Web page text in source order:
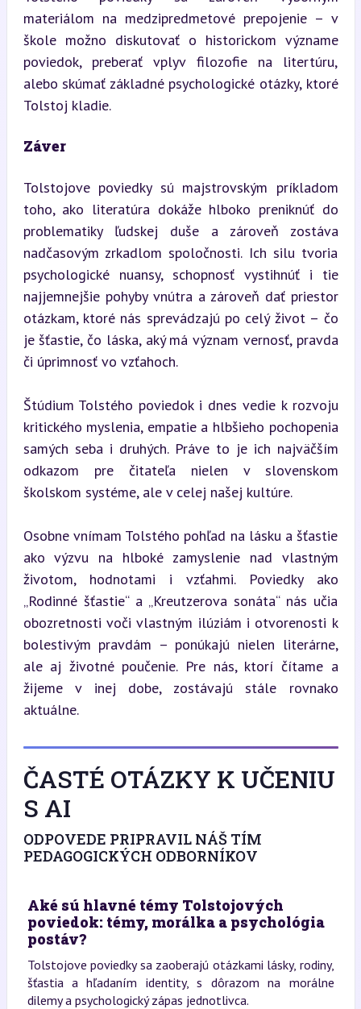
materiálom na medzipredmetové prepojenie – v
škole možno diskutovať o historickom význame
poviedok, preberať vplyv filozofie na litertúru,
alebo skúmať základné psychologické otázky, ktoré
Tolstoj kladie.
Záver
Tolstojove poviedky sú majstrovským príkladom
toho, ako literatúra dokáže hlboko preniknúť do
problematiky ľudskej duše a zároveň zostáva
nadčasovým zrkadlom spoločnosti. Ich silu tvoria
psychologické nuansy, schopnosť vystihnúť i tie
najjemnejšie pohyby vnútra a zároveň dať priestor
otázkam, ktoré nás sprevádzajú po celý život – čo
je šťastie, čo láska, aký má význam vernosť, pravda
či úprimnosť vo vzťahoch.
Štúdium Tolstého poviedok i dnes vedie k rozvoju
kritického myslenia, empatie a hlbšieho pochopenia
samých seba i druhých. Práve to je ich najväčším
odkazom pre čitateľa nielen v slovenskom
školskom systéme, ale v celej našej kultúre.
Osobne vnímam Tolstého pohľad na lásku a šťastie
ako výzvu na hlboké zamyslenie nad vlastným
životom, hodnotami i vzťahmi. Poviedky ako
„Rodinné šťastie“ a „Kreutzerova sonáta“ nás učia
obozretnosti voči vlastným ilúziám i otvorenosti k
bolestivým pravdám – ponúkajú nielen literárne,
ale aj životné poučenie. Pre nás, ktorí čítame a
žijeme v inej dobe, zostávajú stále rovnako
aktuálne.
ČASTÉ OTÁZKY K UČENIU
S AI
ODPOVEDE PRIPRAVIL NÁŠ TÍM
PEDAGOGICKÝCH ODBORNÍKOV
Aké sú hlavné témy Tolstojových
poviedok: témy, morálka a psychológia
postáv?
Tolstojove poviedky sa zaoberajú otázkami lásky, rodiny,
šťastia a hľadaním identity, s dôrazom na morálne
dilemy a psychologický zápas jednotlivca.